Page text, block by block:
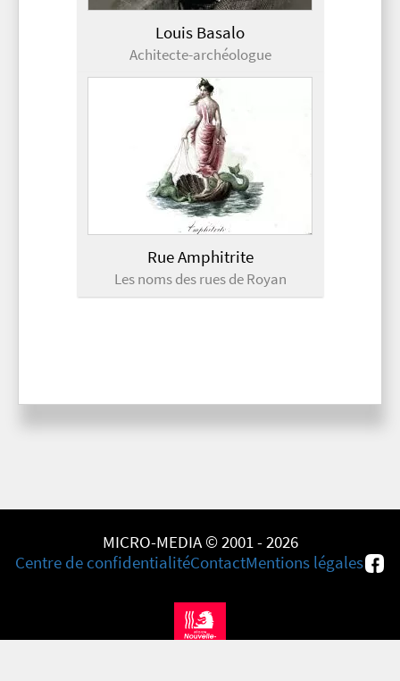
Louis Basalo
Achitecte-archéologue
Rue Amphitrite
Les noms des rues de Royan
MICRO-MEDIA © 2001 - 2026
Centre de confidentialitéContactMentions légales